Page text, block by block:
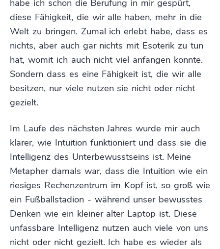
habe ich schon die Berufung in mir gespürt,
diese Fähigkeit, die wir alle haben, mehr in die
Welt zu bringen. Zumal ich erlebt habe, dass es
nichts, aber auch gar nichts mit Esoterik zu tun
hat, womit ich auch nicht viel anfangen konnte.
Sondern dass es eine Fähigkeit ist, die wir alle
besitzen, nur viele nutzen sie nicht oder nicht
gezielt.
Im Laufe des nächsten Jahres wurde mir auch
klarer, wie Intuition funktioniert und dass sie die
Intelligenz des Unterbewusstseins ist. Meine
Metapher damals war, dass die Intuition wie ein
riesiges Rechenzentrum im Kopf ist, so groß wie
ein Fußballstadion - während unser bewusstes
Denken wie ein kleiner alter Laptop ist. Diese
unfassbare Intelligenz nutzen auch viele von uns
nicht oder nicht gezielt. Ich habe es wieder als